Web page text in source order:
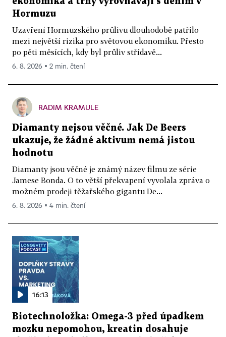
Hormuzu
Uzavření Hormuzského průlivu dlouhodobě patřilo
mezi největší rizika pro světovou ekonomiku. Přesto
po pěti měsících, kdy byl průliv střídavě...
6. 8. 2026 ▪ 2 min. čtení
RADIM KRAMULE
Diamanty nejsou věčné. Jak De Beers
ukazuje, že žádné aktivum nemá jistou
hodnotu
Diamanty jsou věčné je známý název filmu ze série
Jamese Bonda. O to větší překvapení vyvolala zpráva o
možném prodeji těžařského gigantu De...
6. 8. 2026 ▪ 4 min. čtení
16:13
Biotechnoložka: Omega-3 před úpadkem
mozku nepomohou, kreatin dosahuje